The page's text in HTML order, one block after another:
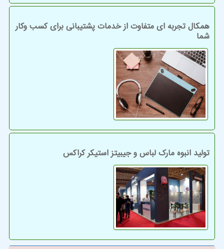
همکال تجربه ای متفاوت از خدمات پشتیبانی برای کسب وکار
شما
تولید انبوه مارک لباس و جیبیتز استیکر کراکس